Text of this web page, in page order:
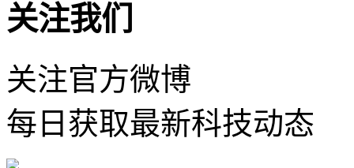
关注我们
关注官方微博
每日获取最新科技动态